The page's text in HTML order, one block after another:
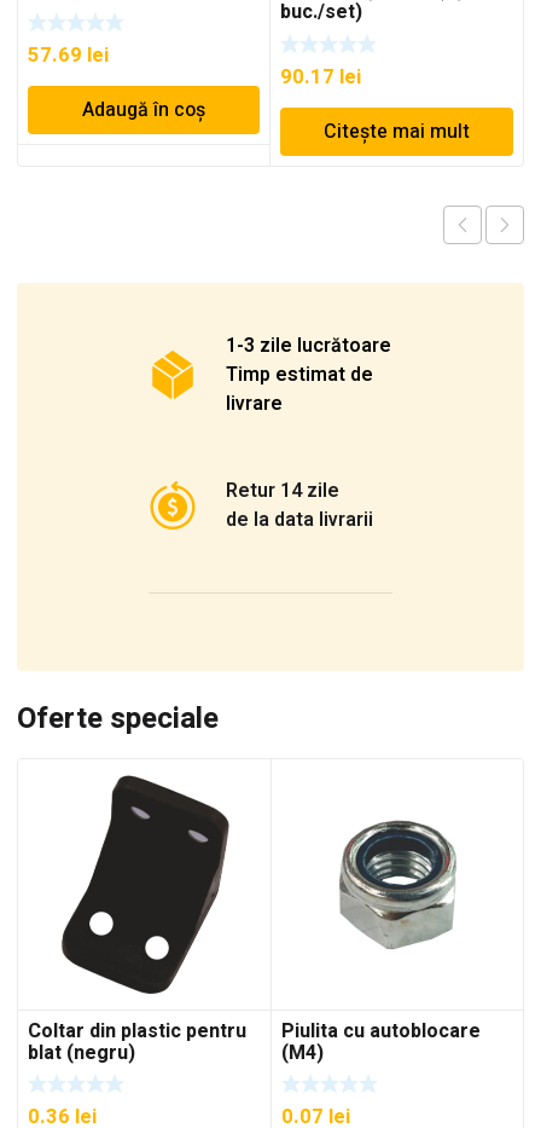
57.69 lei
Adaugă în coș
buc./set)
90.17 lei
Citește mai mult
1-3 zile lucrătoare
Timp estimat de
livrare
Retur 14 zile
de la data livrarii
Oferte speciale
Coltar din plastic pentru
blat (negru)
0.36 lei
Piulita cu autoblocare
(M4)
0.07 lei